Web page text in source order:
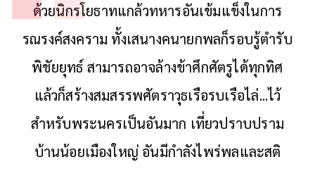
ด้วยนิกรโยธาทแกล้วทหารอันเข้มแข็งในการ
รณรงค์สงคราม ทั้งเสนางคนายกพลก็รอบรู้ตำรับ
พิชัยยุทธ์ สามารถอาจล้างข้าศึกศัตรูได้ทุกทิศ
แล้วก็สร้างสมสรรพศัตราวุธเรือรบเรือไล่...ไว้
สำหรับพระนครเป็นอันมาก เที่ยวปราบปราม
บ้านน้อยเมืองใหญ่ อันมีกำลังไพร่พลและสติ